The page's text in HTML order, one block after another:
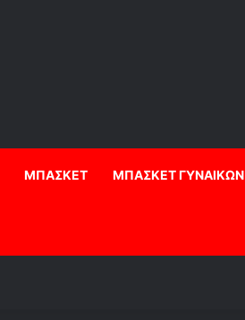
ΜΠΑΣΚΕΤ ΜΠΑΣΚΕΤ ΓΥΝΑΙΚΩΝ